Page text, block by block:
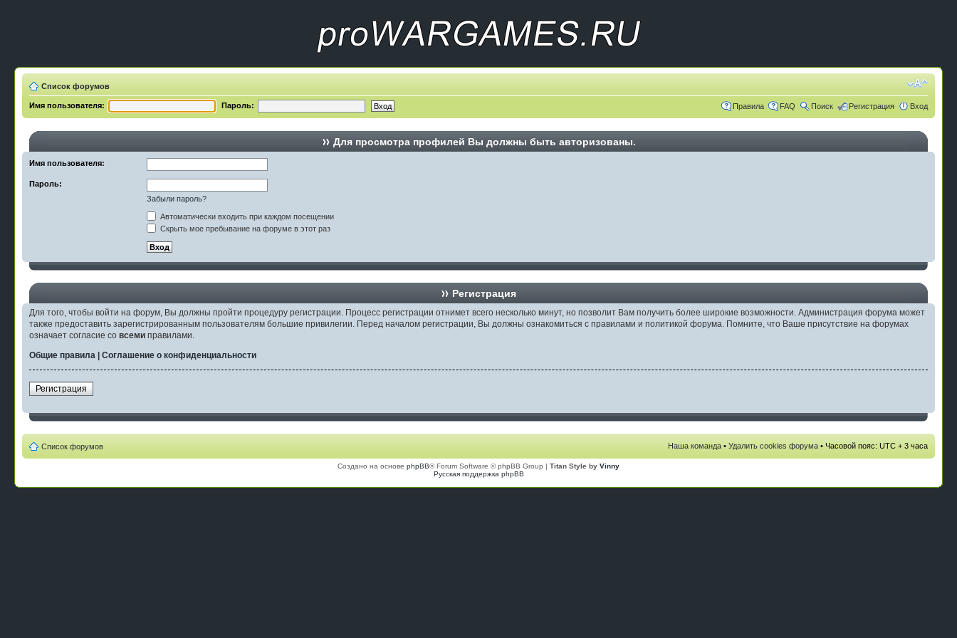
Список форумов
Правила FAQ Поиск Регистрация Вход
Имя пользователя: Пароль:
Для просмотра профилей Вы должны быть авторизованы.
Имя пользователя:
Пароль:
Забыли пароль?
Автоматически входить при каждом посещении
Скрыть мое пребывание на форуме в этот раз
Регистрация
Для того, чтобы войти на форум, Вы должны пройти процедуру регистрации. Процесс регистрации отнимет всего несколько минут, но позволит Вам получить более широкие возможности. Администрация форума может
также предоставить зарегистрированным пользователям большие привилегии. Перед началом регистрации, Вы должны ознакомиться с правилами и политикой форума. Помните, что Ваше присутствие на форумах
означает согласие со всеми правилами.
Общие правила
Соглашение о конфиденциальности
Регистрация
Список форумов Наша команда • Удалить cookies форума • Часовой пояс: UTC + 3 часа
Создано на основе phpBB® Forum Software © phpBB Group | Titan Style by Vinny
Русская поддержка phpBB